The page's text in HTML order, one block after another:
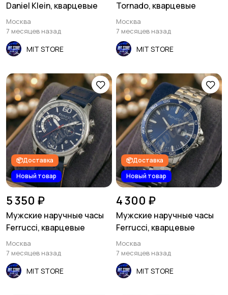
Daniel Klein, кварцевые
Москва
7 месяцев назад
MIT STORE
Tornado, кварцевые
Москва
7 месяцев назад
MIT STORE
📦Доставка
Новый товар
5 350 ₽
Мужские наручные часы
Ferrucci, кварцевые
Москва
7 месяцев назад
MIT STORE
📦Доставка
Новый товар
4 300 ₽
Мужские наручные часы
Ferrucci, кварцевые
Москва
7 месяцев назад
MIT STORE